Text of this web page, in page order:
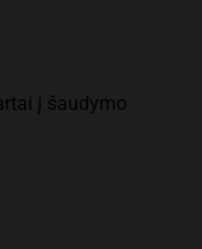
į šaudymo